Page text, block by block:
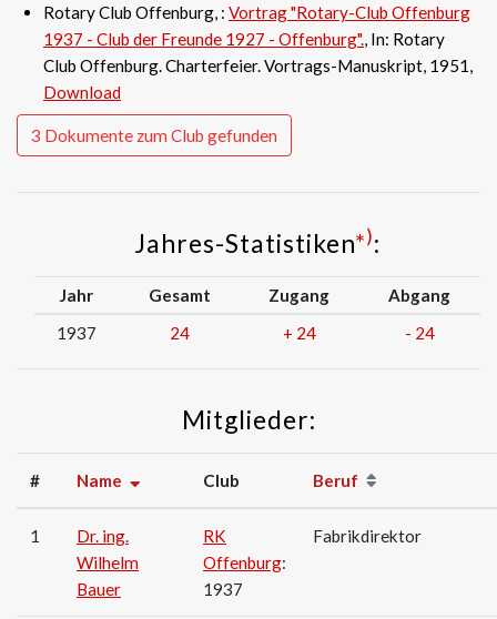
Rotary Club Offenburg, : Vortrag "Rotary-Club Offenburg
1937 - Club der Freunde 1927 - Offenburg"., In: Rotary
Club Offenburg. Charterfeier. Vortrags-Manuskript, 1951,
Download
3 Dokumente zum Club gefunden
Jahres-Statistiken*):
Jahr Gesamt Zugang
Abgang
1937
24 + 24 - 24
Mitglieder:
# Name Club Beruf
1
Dr. ing.
Wilhelm
Bauer
RK
Offenburg:
1937
Fabrikdirektor